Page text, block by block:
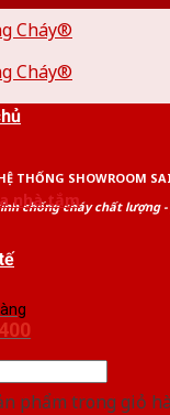
THỐNG SHOWROOM
chống cháy chất lượng
nhà tắm
phẩm trong giỏ